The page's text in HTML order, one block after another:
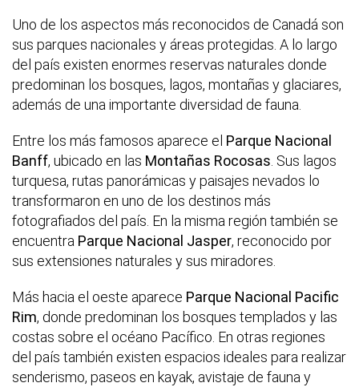
Uno de los aspectos más reconocidos de Canadá son
sus parques nacionales y áreas protegidas. A lo largo
del país existen enormes reservas naturales donde
predominan los bosques, lagos, montañas y glaciares,
además de una importante diversidad de fauna.
Entre los más famosos aparece el Parque Nacional
Banff, ubicado en las Montañas Rocosas . Sus lagos
turquesa, rutas panorámicas y paisajes nevados lo
transformaron en uno de los destinos más
fotografiados del país. En la misma región también se
encuentra Parque Nacional Jasper, reconocido por
sus extensiones naturales y sus miradores.
Más hacia el oeste aparece Parque Nacional Pacific
Rim, donde predominan los bosques templados y las
costas sobre el océano Pacífico. En otras regiones
del país también existen espacios ideales para realizar
senderismo, paseos en kayak, avistaje de fauna y